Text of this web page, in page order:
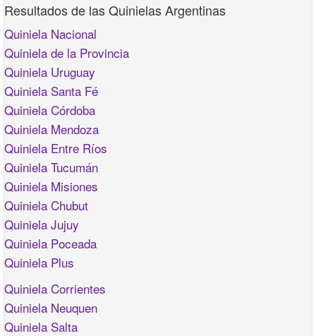
Resultados de las Quinielas Argentinas
Quiniela Nacional
Quiniela de la Provincia
Quiniela Uruguay
Quiniela Santa Fé
Quiniela Córdoba
Quiniela Mendoza
Quiniela Entre Ríos
Quiniela Tucumán
Quiniela Misiones
Quiniela Chubut
Quiniela Jujuy
Quiniela Poceada
Quiniela Plus
Quiniela Corrientes
Quiniela Neuquen
Quiniela Salta